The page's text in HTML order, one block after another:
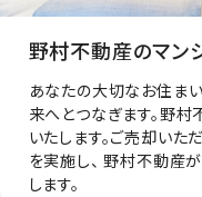
野村不動産のマン
あなたの大切なお住ま
来へとつなぎます。野
いたします。ご売却いた
を実施し、 野村不動産
します。